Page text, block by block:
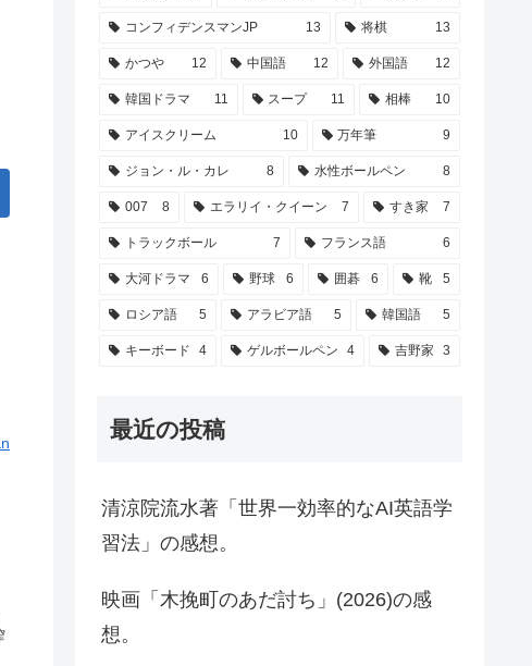
コンフィデンスマンJP 13 将棋 13
かつや 12 中国語 12 外国語 12
韓国ドラマ 11 スープ 11 相棒 10
アイスクリーム 10 万年筆 9
ジョン・ル・カレ 8 水性ボールペン 8
007 8 エラリイ・クイーン 7 すき家 7
トラックボール 7 フランス語 6
大河ドラマ 6 野球 6 囲碁 6 靴 5
ロシア語 5 アラビア語 5 韓国語 5
キーボード 4 ゲルボールペン 4 吉野家 3
最近の投稿
清涼院流水著「世界一効率的なAI英語学
習法」の感想。
映画「木挽町のあだ討ち」(2026)の感
想。